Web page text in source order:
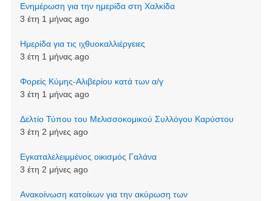
Ενημέρωση για την ημερίδα στη Χαλκίδα
3 έτη 1 μήνας ago
Ημερίδα για τις ιχθυοκαλλιέργειες
3 έτη 1 μήνας ago
Φορείς Κύμης-Αλιβερίου κατά των α/γ
3 έτη 1 μήνας ago
Δελτίο Τύπου του Μελισσοκομικού Συλλόγου Καρύστου
3 έτη 2 μήνες ago
Εγκαταλελειμμένος οικισμός Γαλάνα
3 έτη 2 μήνες ago
Aνακοίνωση κατοίκων για την ακύρωση των